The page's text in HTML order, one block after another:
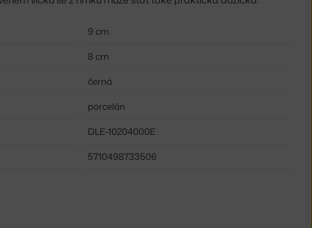
9 cm
8 cm
černá
porcelán
DLE-10204000E
5710498733506